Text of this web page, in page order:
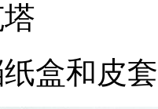
盒和皮套